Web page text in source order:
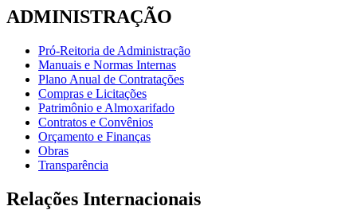
ADMINISTRAÇÃO
Pró-Reitoria de Administração
Manuais e Normas Internas
Plano Anual de Contratações
Compras e Licitações
Patrimônio e Almoxarifado
Contratos e Convênios
Orçamento e Finanças
Obras
Transparência
Relações Internacionais